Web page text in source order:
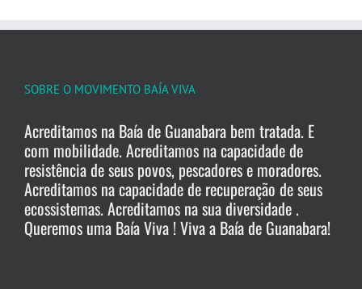
SOBRE O MOVIMENTO BAÍA VIVA
Acreditamos na Baía de Guanabara bem tratada. E
com mobilidade. Acreditamos na capacidade de
resistência de seus povos, pescadores e moradores.
Acreditamos na capacidade de recuperação de seus
ecossistemas. Acreditamos na sua diversidade .
Queremos uma Baía Viva ! Viva a Baía de Guanabara!